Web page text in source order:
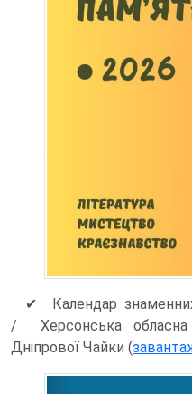
✔ Календар
/ Херсонська обласна
Дніпрової Чайки (